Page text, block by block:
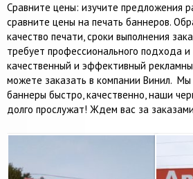
Сравните цены: изучите предложения
сравните цены на печать баннеров.
качество печати, сроки выполнения
требует профессионального подхода и
качественный и эффективный
можете заказать в компании Винил. Мы
баннеры быстро, качественно, наши
долго прослужат! Ждем вас за